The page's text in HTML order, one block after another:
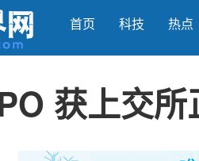
首页 科技 热点
获上交